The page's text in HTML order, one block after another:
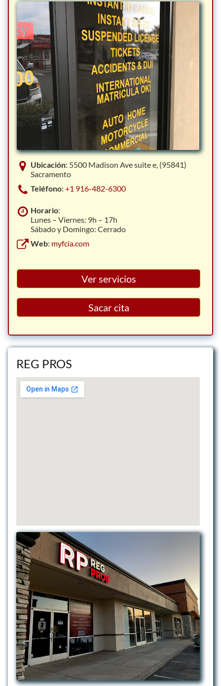
Ubicación: 5500 Madison Ave suite e, (95841)
Sacramento
Teléfono: +1 916-482-6300
Horario:
Lunes – Viernes: 9h – 17h
Sábado y Domingo: Cerrado
Web: myfcia.com
Ver servicios
Sacar cita
REG PROS